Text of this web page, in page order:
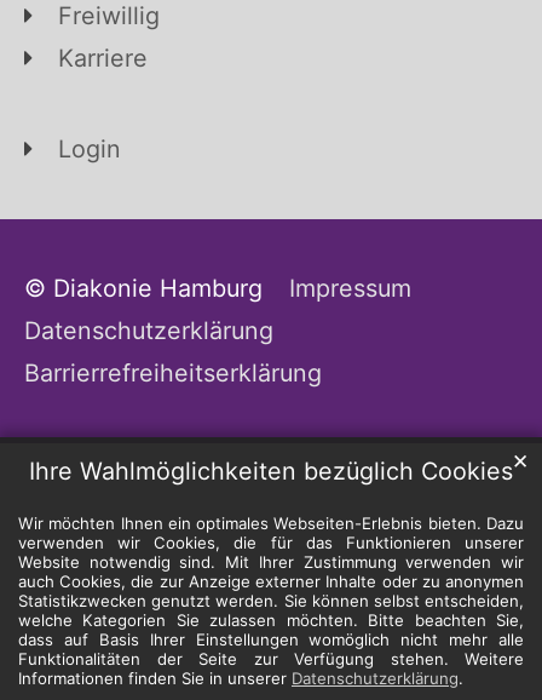
Ihre Wahlmöglichkeiten bezüglich Cookies
Wir möchten Ihnen ein optimales Webseiten-Erlebnis bieten. Dazu
verwenden wir Cookies, die für das Funktionieren unserer
Website notwendig sind. Mit Ihrer Zustimmung verwenden wir
auch Cookies, die zur Anzeige externer Inhalte oder zu anonymen
Statistikzwecken genutzt werden. Sie können selbst entscheiden,
welche Kategorien Sie zulassen möchten. Bitte beachten Sie,
dass auf Basis Ihrer Einstellungen womöglich nicht mehr alle
Funktionalitäten der Seite zur Verfügung stehen. Weitere
Informationen finden Sie in unserer Datenschutzerklärung.
✕
Freiwillig
Karriere
Login
© Diakonie Hamburg
Impressum
Datenschutzerklärung
Barrierrefreiheitserklärung